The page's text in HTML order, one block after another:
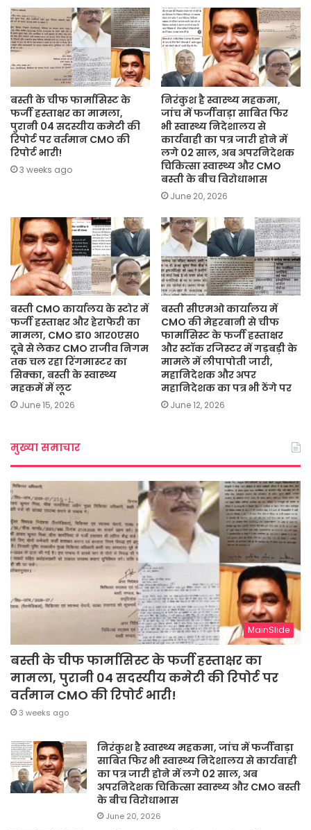
बस्ती के चीफ फार्मासिस्ट के
फर्जी हस्ताक्षर का मामला,
पुरानी 04 सदस्यीय कमेटी की
रिपोर्ट पर वर्तमान CMO की
रिपोर्ट भारी!
3 weeks ago
निरंकुश है स्वास्थ्य महकमा,
जांच में फर्जीवाड़ा साबित फिर
भी स्वास्थ्य निदेशालय से
कार्यवाही का पत्र जारी होने में
लगे 02 साल, अब अपरनिदेशक
चिकित्सा स्वास्थ्य और CMO
बस्ती के बीच विरोधाभास
June 20, 2026
बस्ती CMO कार्यालय के स्टोर में
फर्जी हस्ताक्षर और हेराफेरी का
मामला, CMO डा० आर०एस०
दूबे से लेकर CMO राजीव निगम
तक चल रहा रिंगमास्टर का
सिक्का, बस्ती के स्वास्थ्य
महकमें में लूट
June 15, 2026
बस्ती सीएमओ कार्यालय में
CMO की मेहरबानी से चीफ
फार्मासिस्ट के फर्जी हस्ताक्षर
और स्टॉक रजिस्टर में गड़बड़ी के
मामले में लीपापोती जारी,
महानिदेशक और अपर
महानिदेशक का पत्र भी ठेंगे पर
June 12, 2026
मुख्या समाचार
MainSlide
बस्ती के चीफ फार्मासिस्ट के फर्जी हस्ताक्षर का
मामला, पुरानी 04 सदस्यीय कमेटी की रिपोर्ट पर
वर्तमान CMO की रिपोर्ट भारी!
3 weeks ago
निरंकुश है स्वास्थ्य महकमा, जांच में फर्जीवाड़ा
साबित फिर भी स्वास्थ्य निदेशालय से कार्यवाही
का पत्र जारी होने में लगे 02 साल, अब
अपरनिदेशक चिकित्सा स्वास्थ्य और CMO बस्ती
के बीच विरोधाभास
June 20, 2026